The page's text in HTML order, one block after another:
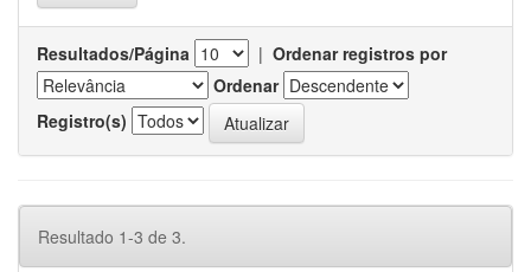
Resultados/Página | Ordenar registros por
Ordenar
Registro(s)
Resultado 1-3 de 3.